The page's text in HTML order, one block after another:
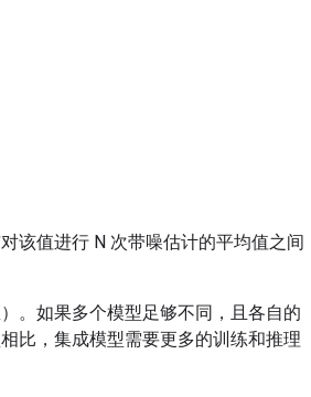
该值进行 N 次带噪估计的平均值之间
。如果多个模型足够不同，且各自的
比，集成模型需要更多的训练和推理